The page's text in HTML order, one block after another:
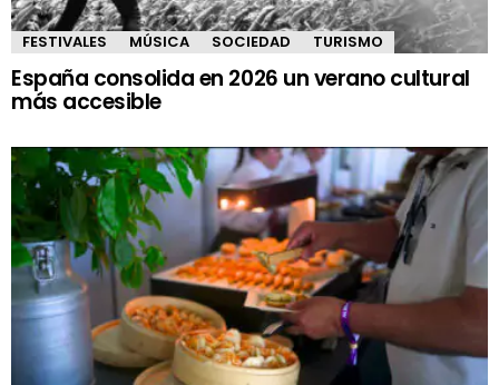
FESTIVALES MÚSICA SOCIEDAD TURISMO
España consolida en 2026 un verano cultural
más accesible